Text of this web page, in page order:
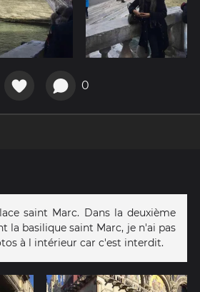
0
saint Marc. Dans la deuxième
la basilique saint Marc, je n'ai pas
à l intérieur car c'est interdit.